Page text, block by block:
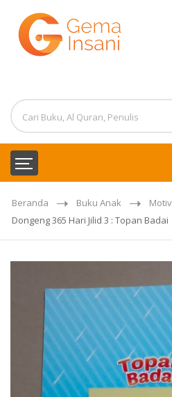
Beranda Buku Anak
Dongeng 365 Hari Jilid 3 : Topan Badai